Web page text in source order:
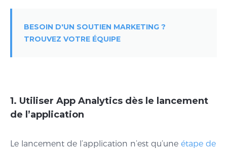
BESOIN D'UN SOUTIEN MARKETING ?
TROUVEZ VOTRE ÉQUIPE
1. Utiliser App Analytics dès le lancement
de l’application
Le lancement de l’application n’est qu’une étape de